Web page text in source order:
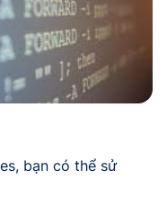
bạn có thể sử